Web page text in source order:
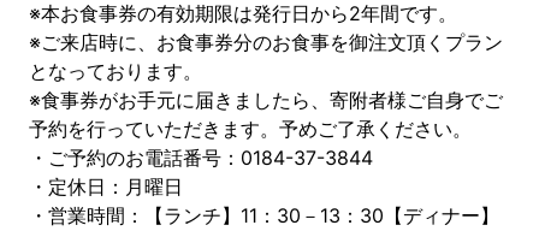
※本お食事券の有効期限は発行日から2年間です。
※ご来店時に、お食事券分のお食事を御注文頂くプラン
となっております。
※食事券がお手元に届きましたら、寄附者様ご自身でご
予約を行っていただきます。予めご了承ください。
・ご予約のお電話番号：0184-37-3844
・定休日：月曜日
・営業時間：【ランチ】11：30－13：30【ディナー】